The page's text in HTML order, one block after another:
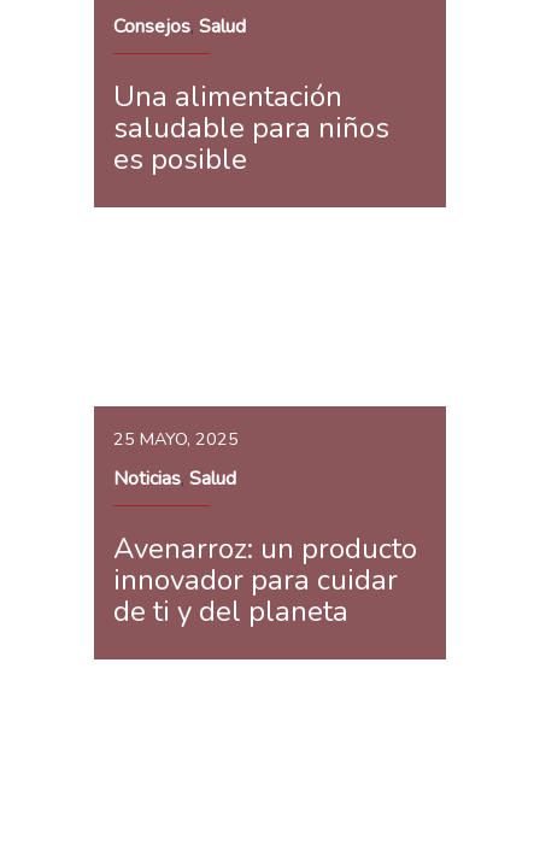
Consejos,Salud
Una alimentación
saludable para niños
es posible
25 MAYO, 2025
Noticias,Salud
Avenarroz: un producto
innovador para cuidar
de ti y del planeta